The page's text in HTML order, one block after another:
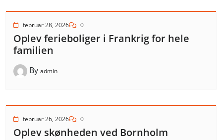
februar 28, 2026 0
Oplev ferieboliger i Frankrig for hele
familien
By admin
februar 26, 2026 0
Oplev skønheden ved Bornholm